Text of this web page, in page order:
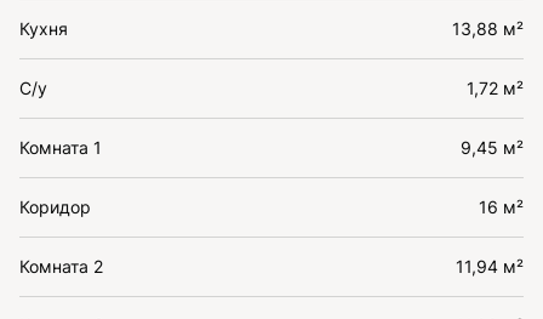
Кухня 13,88 м²
С/у 1,72 м²
Комната 1 9,45 м²
Коридор 16 м²
Комната 2 11,94 м²